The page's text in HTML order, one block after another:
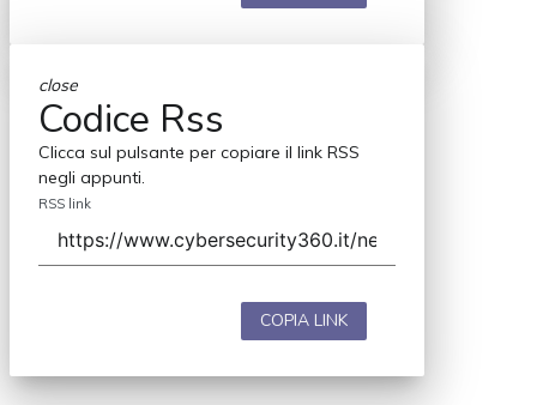
close
Codice Rss
Clicca sul pulsante per copiare il link RSS
negli appunti.
RSS link
COPIA LINK